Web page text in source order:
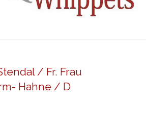
/ Fr. Frau
Hahne / D